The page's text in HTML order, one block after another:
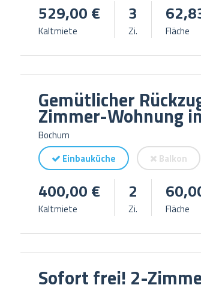
529,00 €
Kaltmiete
3
Zi. Fläche
Gemütlicher
Zimmer-Wohnung
Bochum
Einbauküche
Balkon
400,00 €
Kaltmiete
2
Zi. Fläche
Sofort frei! 2-